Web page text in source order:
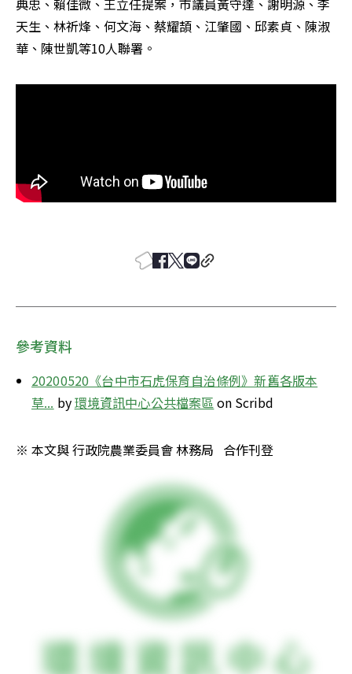
天生、林祈烽、何文海、蔡耀頡、江肇國、邱素貞、陳淑
華、陳世凱等10人聯署。
參考資料
20200520《台中市石虎保育自治條例》新舊各版本
草... by 環境資訊中心公共檔案區 on Scribd
※ 本文與 行政院農業委員會 林務局   合作刊登